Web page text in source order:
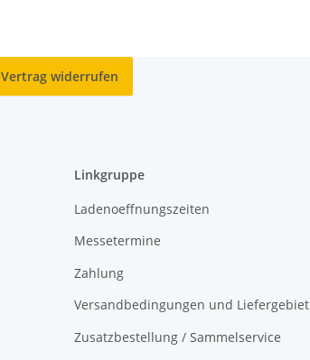
Vertrag widerrufen
Linkgruppe
Ladenoeffnungszeiten
Messetermine
Zahlung
Versandbedingungen und Liefergebiet
Zusatzbestellung / Sammelservice